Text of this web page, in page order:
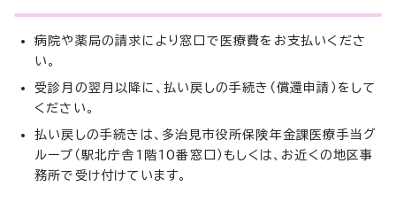
病院や薬局の請求により窓口で医療費をお支払いくださ
い。
受診月の翌月以降に、払い戻しの手続き（償還申請）をして
ください。
払い戻しの手続きは、多治見市役所保険年金課医療手当グ
ループ（駅北庁舎1階10番窓口）もしくは、お近くの地区事
務所で受け付けています。